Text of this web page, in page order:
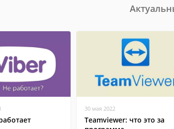
30 мая 2022
Teamviewer: что это за